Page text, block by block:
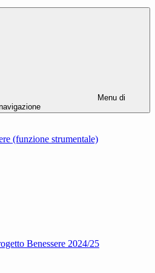
Menu di
(funzione strumentale)
Benessere 2024/25